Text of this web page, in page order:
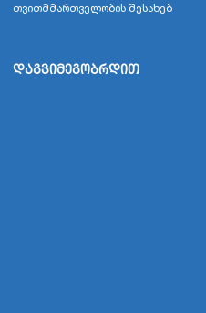
თვითმმართველობის შესახებ
დაგვიმეგობრდით